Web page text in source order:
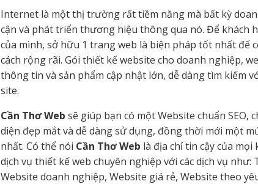
Internet là một thị trường rất tiềm năng mà bất kỳ
cận và phát triển thương hiệu thông qua nó. Để khách
của mình, sở hữu 1 trang web là biện pháp tốt nhất để
cách rộng rãi. Gói thiết kế website cho doanh nghiệp,
thông tin và sản phẩm cập nhật lớn, dễ dàng tìm kiếm
site.
Cần Thơ Web sẽ giúp bạn có một Website chuẩn SEO,
diện đẹp mắt và dễ dàng sử dụng, đồng thời mới một
nhất. Có thể nói Cần Thơ Web là địa chỉ tin cậy của mọi
dịch vụ thiết kế web chuyên nghiệp với các dịch vụ như:
Website doanh nghiệp, Website giá rẻ, Website theo